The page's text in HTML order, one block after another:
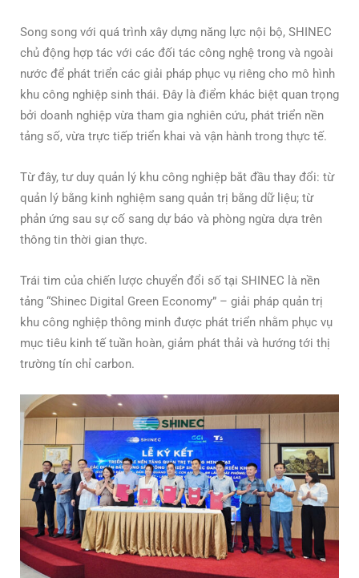
Song song với quá trình xây dựng năng lực nội bộ, SHINEC
chủ động hợp tác với các đối tác công nghệ trong và ngoài
nước để phát triển các giải pháp phục vụ riêng cho mô hình
khu công nghiệp sinh thái. Đây là điểm khác biệt quan trọng
bởi doanh nghiệp vừa tham gia nghiên cứu, phát triển nền
tảng số, vừa trực tiếp triển khai và vận hành trong thực tế.
Từ đây, tư duy quản lý khu công nghiệp bắt đầu thay đổi: từ
quản lý bằng kinh nghiệm sang quản trị bằng dữ liệu; từ
phản ứng sau sự cố sang dự báo và phòng ngừa dựa trên
thông tin thời gian thực.
Trái tim của chiến lược chuyển đổi số tại SHINEC là nền
tảng “Shinec Digital Green Economy” – giải pháp quản trị
khu công nghiệp thông minh được phát triển nhằm phục vụ
mục tiêu kinh tế tuần hoàn, giảm phát thải và hướng tới thị
trường tín chỉ carbon.